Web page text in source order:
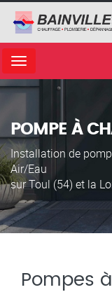
Menu
POMPE À
Installation de
Air/Eau
sur Toul (54) et la
Pompes